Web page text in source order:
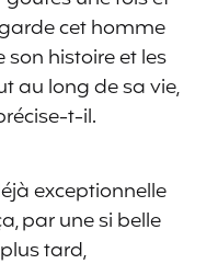
cet homme
son histoire et les
au long de sa vie,
t-il.
exceptionnelle
par une si belle
tard,